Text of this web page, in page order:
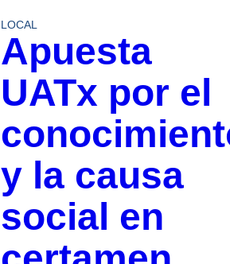
LOCAL
Apuesta
UATx por el
y la causa
social en